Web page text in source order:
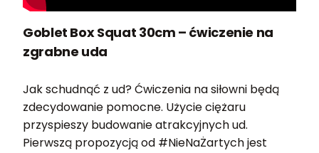
Goblet Box Squat 30cm – ćwiczenie na
zgrabne uda
Jak schudnąć z ud? Ćwiczenia na siłowni będą
zdecydowanie pomocne. Użycie ciężaru
przyspieszy budowanie atrakcyjnych ud.
Pierwszą propozycją od #NieNaŻartych jest